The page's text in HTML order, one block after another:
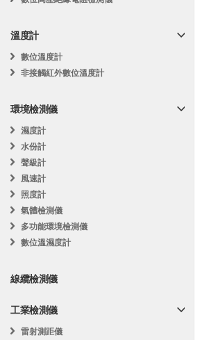
溫度計
數位溫度計
非接觸紅外數位溫度計
環境檢測儀
濕度計
水份計
聲級計
風速計
照度計
氣體檢測儀
多功能環境檢測儀
數位溫濕度計
線纜檢測儀
工業檢測儀
雷射測距儀